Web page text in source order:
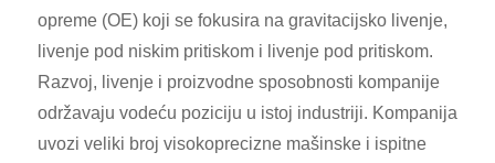
opreme (OE) koji se fokusira na gravitacijsko livenje,
livenje pod niskim pritiskom i livenje pod pritiskom.
Razvoj, livenje i proizvodne sposobnosti kompanije
održavaju vodeću poziciju u istoj industriji. Kompanija
uvozi veliki broj visokoprecizne mašinske i ispitne